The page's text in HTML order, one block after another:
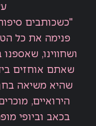
"כשכותבים
פנימה את כל
ושחווינו,
שאתם אוחזים
שהיא משיאה
הירואיים,
בכאב וביופי